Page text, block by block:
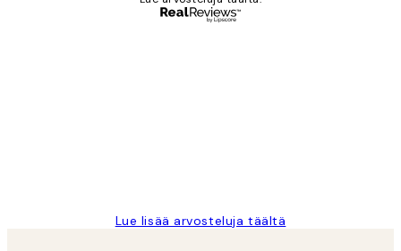
Lue lisää arvosteluja täältä